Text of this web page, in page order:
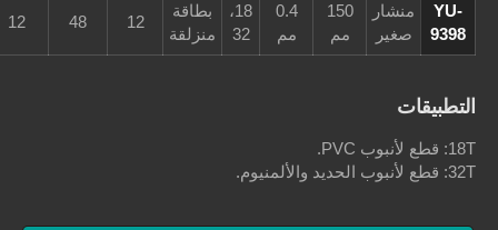
0.4
مم
32
بطاقة
منزلقة
12
48
13
2.4'